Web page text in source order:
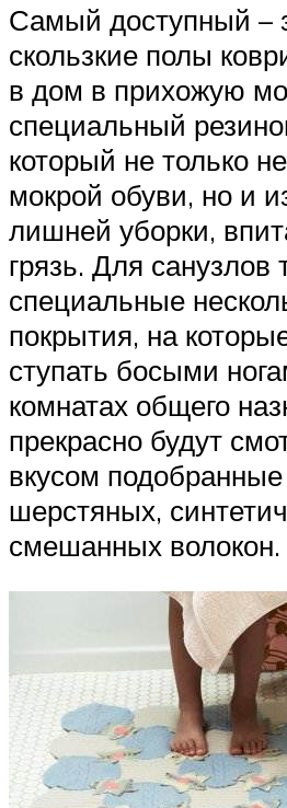
Самый доступный –
скользкие полы
в дом в прихожую
специальный
который не только
мокрой обуви, но и
лишней уборки,
грязь. Для санузлов
специальные
покрытия, на
ступать босыми
комнатах общего
прекрасно будут
вкусом
шерстяных,
смешанных волокон.